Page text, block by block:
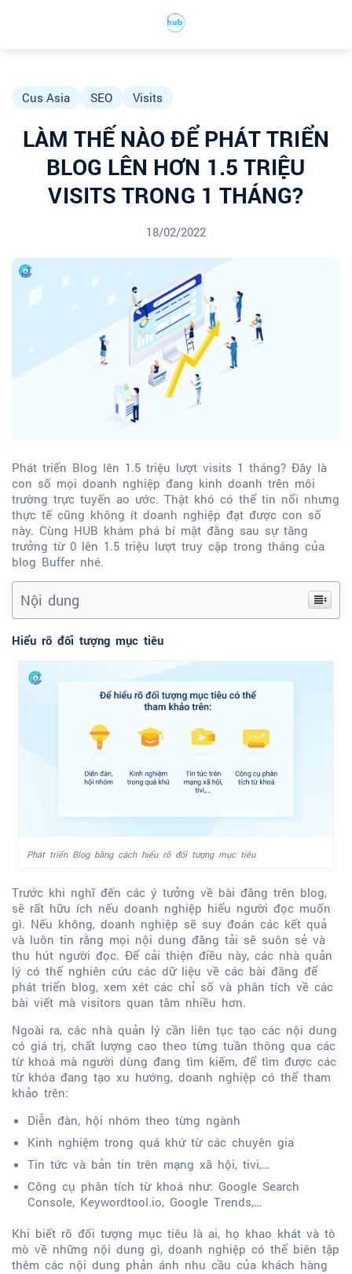
Cus Asia SEO Visits
LÀM THẾ NÀO ĐỂ PHÁT TRIỂN
BLOG LÊN HƠN 1.5 TRIỆU
VISITS TRONG 1 THÁNG?
18/02/2022
Phát triển Blog lên 1.5 triệu lượt visits 1 tháng? Đây là
con số mọi doanh nghiệp đang kinh doanh trên môi
trường trực tuyến ao ước. Thật khó có thể tin nổi nhưng
thực tế cũng không ít doanh nghiệp đạt được con số
này. Cùng HUB khám phá bí mật đằng sau sự tăng
trưởng từ 0 lên 1.5 triệu lượt truy cập trong tháng của
blog Buffer nhé.
Nội dung
Hiểu rõ đối tượng mục tiêu
Phát triển Blog bằng cách hiểu rõ đối tượng mục tiêu
Trước khi nghĩ đến các ý tưởng về bài đăng trên blog,
sẽ rất hữu ích nếu doanh nghiệp hiểu người đọc muốn
gì. Nếu không, doanh nghiệp sẽ suy đoán các kết quả
và luôn tin rằng mọi nội dung đăng tải sẽ suôn sẻ và
thu hút người đọc. Để cải thiện điều này, các nhà quản
lý có thể nghiên cứu các dữ liệu về các bài đăng để
phát triển blog, xem xét các chỉ số và phân tích về các
bài viết mà visitors quan tâm nhiều hơn.
Ngoài ra, các nhà quản lý cần liên tục tạo các nội dung
có giá trị, chất lượng cao theo từng tuần thông qua các
từ khoá mà người dùng đang tìm kiếm, để tìm được các
từ khóa đang tạo xu hướng, doanh nghiệp có thể tham
khảo trên:
Diễn đàn, hội nhóm theo từng ngành
Kinh nghiệm trong quá khứ từ các chuyên gia
Tin tức và bản tin trên mạng xã hội, tivi,…
Công cụ phân tích từ khoá như: Google Search
Console, Keywordtool.io, Google Trends,…
Khi biết rõ đối tượng mục tiêu là ai, họ khao khát và tò
mò về những nội dung gì, doanh nghiệp có thể biên tập
thêm các nội dung phản ánh nhu cầu của khách hàng